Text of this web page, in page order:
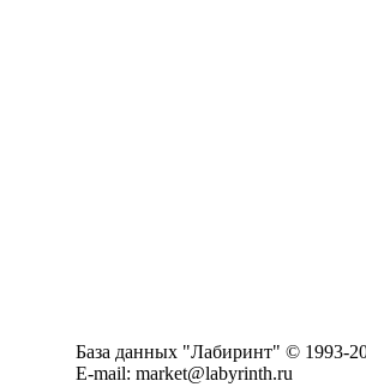
База данных "Лабиринт" © 1993-
E-mail: market@labyrinth.ru